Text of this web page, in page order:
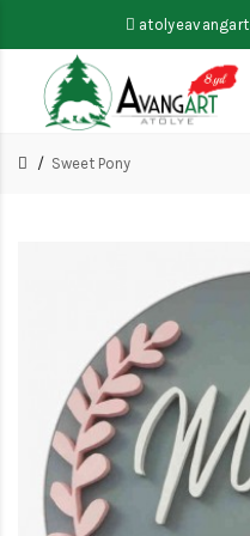
atolyeavangart
Sweet Pony